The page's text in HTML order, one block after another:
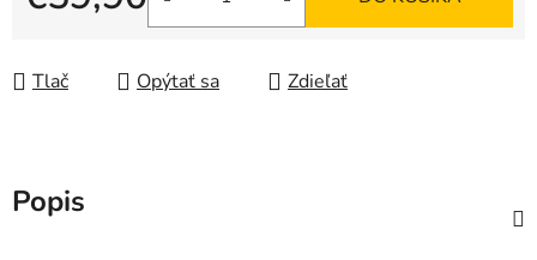
Jednotková cena:
Tlač Opýtať sa Zdieľať
Popis